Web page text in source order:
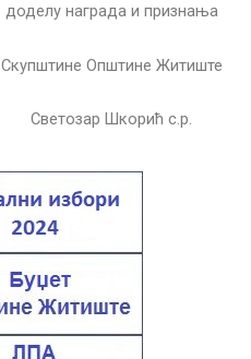
доделу награда и признања
Скупштине Општине Житиште
Светозар Шкорић с.р.